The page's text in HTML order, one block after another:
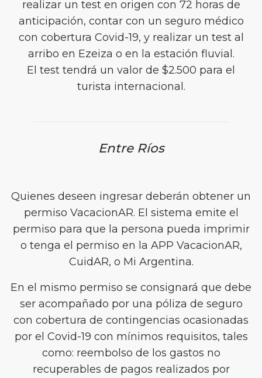
realizar un test en origen con 72 horas de
anticipación, contar con un seguro médico
con cobertura Covid-19, y realizar un test al
arribo en Ezeiza o en la estación fluvial.
El test tendrá un valor de $2.500 para el
turista internacional.
Entre Ríos
Quienes deseen ingresar deberán obtener un
permiso VacacionAR. El sistema emite el
permiso para que la persona pueda imprimir
o tenga el permiso en la APP VacacionAR,
CuidAR, o Mi Argentina.
En el mismo permiso se consignará que debe
ser acompañado por una póliza de seguro
con cobertura de contingencias ocasionadas
por el Covid-19 con mínimos requisitos, tales
como: reembolso de los gastos no
recuperables de pagos realizados por